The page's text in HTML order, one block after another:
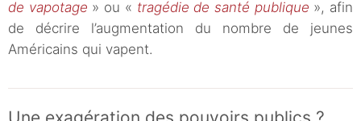
de vapotage » ou « tragédie de santé publique », afin
de décrire l’augmentation du nombre de jeunes
Américains qui vapent.